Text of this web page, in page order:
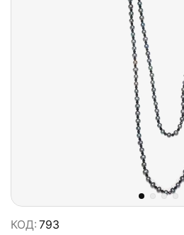
КОД: 793